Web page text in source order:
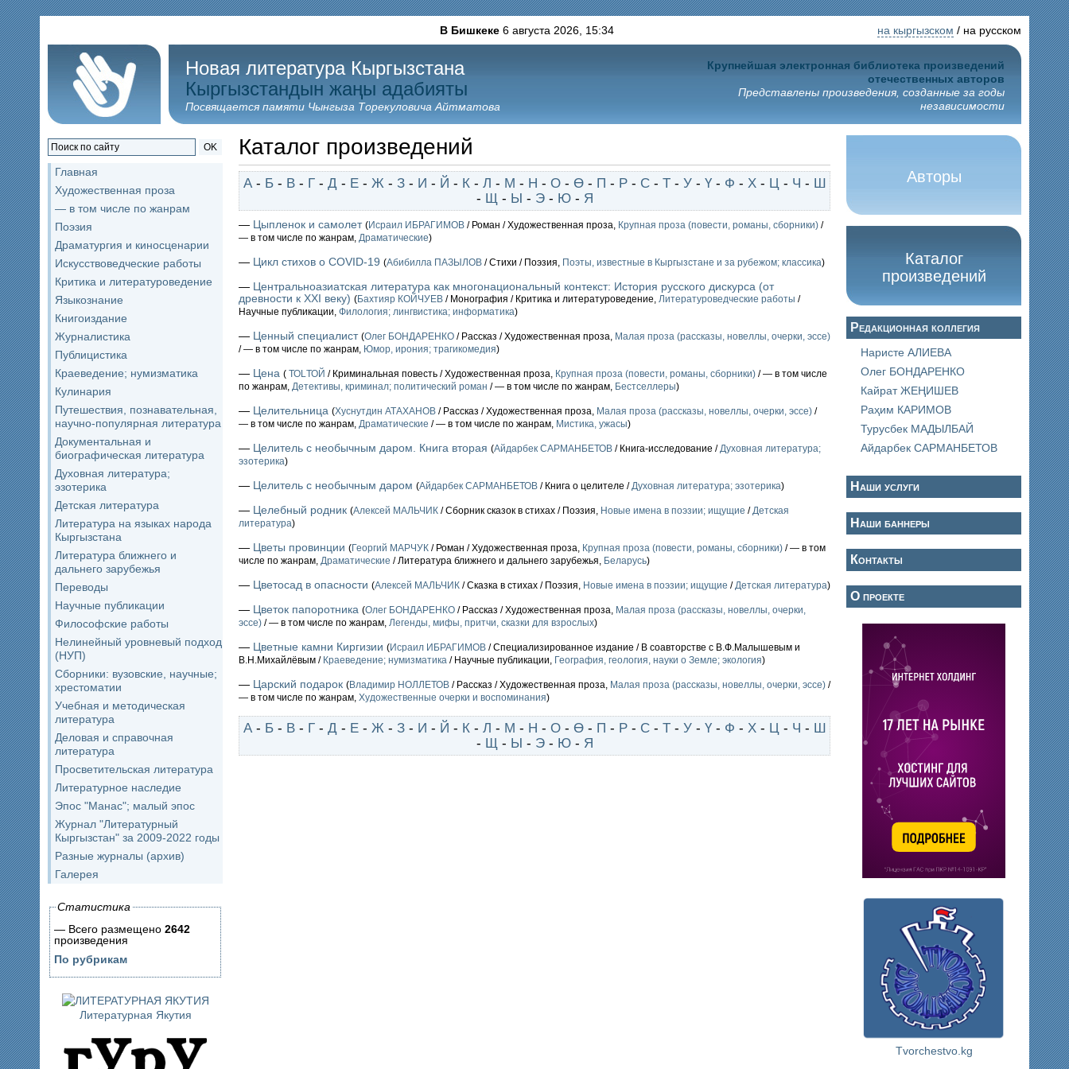
В Бишкеке6 августа 2026, 15:34 на кыргызском / на русском
Новая литература Кыргызстана
Кыргызстандын жаңы адабияты
Посвящается памяти Чынгыза Торекуловича Айтматова
Крупнейшая электронная библиотека произведений
отечественных авторов
Представлены произведения, созданные за годы
независимости
OK
Главная
Художественная проза
— в том числе по жанрам
Поэзия
Драматургия и киносценарии
Искусствоведческие работы
Критика и литературоведение
Языкознание
Книгоиздание
Журналистика
Публицистика
Краеведение; нумизматика
Кулинария
Путешествия, познавательная,
научно-популярная литература
Документальная и
биографическая литература
Духовная литература;
эзотерика
Детская литература
Литература на языках народа
Кыргызстана
Литература ближнего и
дальнего зарубежья
Переводы
Научные публикации
Философские работы
Нелинейный уровневый подход
(НУП)
Сборники: вузовские, научные;
хрестоматии
Учебная и методическая
литература
Деловая и справочная
литература
Просветительская литература
Литературное наследие
Эпос "Манас"; малый эпос
Журнал "Литературный
Кыргызстан" за 2009-2022 годы
Разные журналы (архив)
Галерея
Статистика
— Всего размещено 2642
произведения
По рубрикам
Литературная Якутия
Каталог произведений
А- Б- В- Г- Д- Е- Ж- З- И - Й - К- Л - М - Н - О- Ө- П - Р- С- Т- У- Ү- Ф - Х- Ц- Ч - Ш
- Щ- Ы - Э- Ю- Я
— Цыпленок и самолет (Исраил ИБРАГИМОВ / Роман / Художественная проза, Крупная проза (повести, романы, сборники) /
— в том числе по жанрам, Драматические)
— Цикл стихов о COVID-19 (Абибилла ПАЗЫЛОВ / Стихи / Поэзия, Поэты, известные в Кыргызстане и за рубежом; классика)
— Центральноазиатская литература как многонациональный контекст: История русского дискурса (от
древности к XXI веку) (Бахтияр КОЙЧУЕВ / Монография / Критика и литературоведение, Литературоведческие работы /
Научные публикации, Филология; лингвистика; информатика)
— Ценный специалист (Олег БОНДАРЕНКО / Рассказ / Художественная проза, Малая проза (рассказы, новеллы, очерки, эссе)
/ — в том числе по жанрам, Юмор, ирония; трагикомедия)
— Цена ( ТОLТОЙ / Криминальная повесть / Художественная проза, Крупная проза (повести, романы, сборники) / — в том числе
по жанрам, Детективы, криминал; политический роман / — в том числе по жанрам, Бестселлеры)
— Целительница (Хуснутдин АТАХАНОВ / Рассказ / Художественная проза, Малая проза (рассказы, новеллы, очерки, эссе) /
— в том числе по жанрам, Драматические / — в том числе по жанрам, Мистика, ужасы)
— Целитель с необычным даром. Книга вторая (Айдарбек САРМАНБЕТОВ / Книга-исследование /Духовная литература;
эзотерика)
— Целитель c необычным даром (Айдарбек САРМАНБЕТОВ / Книга о целителе /Духовная литература; эзотерика)
— Целебный родник (Алексей МАЛЬЧИК / Сборник сказок в стихах / Поэзия, Новые имена в поэзии; ищущие /Детская
литература)
— Цветы провинции (Георгий МАРЧУК / Роман / Художественная проза, Крупная проза (повести, романы, сборники) / — в том
числе по жанрам, Драматические / Литература ближнего и дальнего зарубежья, Беларусь)
— Цветосад в опасности (Алексей МАЛЬЧИК / Сказка в стихах / Поэзия, Новые имена в поэзии; ищущие /Детская литература)
— Цветок папоротника (Олег БОНДАРЕНКО / Рассказ / Художественная проза, Малая проза (рассказы, новеллы, очерки,
эссе) / — в том числе по жанрам, Легенды, мифы, притчи, сказки для взрослых)
— Цветные камни Киргизии (Исраил ИБРАГИМОВ / Специализированное издание / В соавторстве с В.Ф.Малышевым и
В.Н.Михайлёвым / Краеведение; нумизматика / Научные публикации, География, геология, науки о Земле; экология)
— Царский подарок (Владимир НОЛЛЕТОВ / Рассказ / Художественная проза, Малая проза (рассказы, новеллы, очерки, эссе) /
— в том числе по жанрам, Художественные очерки и воспоминания)
А- Б- В- Г- Д- Е- Ж- З- И - Й - К- Л - М - Н - О- Ө- П - Р- С- Т- У- Ү- Ф - Х- Ц- Ч - Ш
- Щ- Ы - Э- Ю- Я
Авторы
Каталог
произведений
Редакционная коллегия
Наристе АЛИЕВА
Олег БОНДАРЕНКО
Кайрат ЖЕҢИШЕВ
Раҳим КАРИМОВ
Турусбек МАДЫЛБАЙ
Айдарбек САРМАНБЕТОВ
Наши услуги
Наши баннеры
Контакты
О проекте
Tvorchestvo.kg